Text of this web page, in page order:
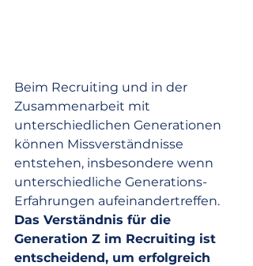
Beim Recruiting und in der
Zusammenarbeit mit
unterschiedlichen Generationen
können Missverständnisse
entstehen, insbesondere wenn
unterschiedliche Generations-
Erfahrungen aufeinandertreffen.
Das Verständnis für die
Generation Z im Recruiting ist
entscheidend, um erfolgreich